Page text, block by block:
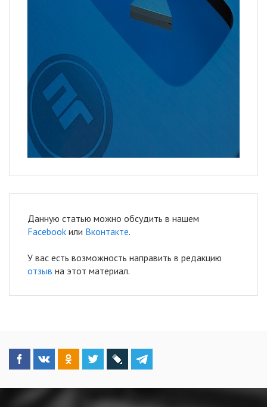
Данную статью можно обсудить в нашем
Facebook или Вконтакте.
У вас есть возможность направить в редакцию
отзыв на этот материал.